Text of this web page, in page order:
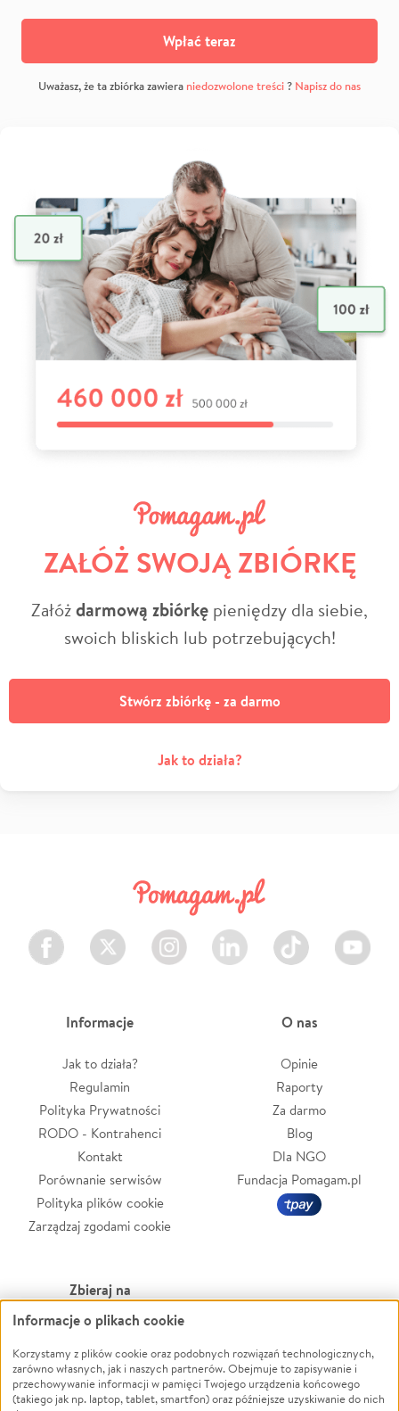
Wpłać teraz
Uważasz, że ta zbiórka zawiera niedozwolone treści? Napisz do nas
ZAŁÓŻ SWOJĄ ZBIÓRKĘ
Załóżdarmową zbiórkę pieniędzy dla siebie,
swoich bliskich lub potrzebujących!
Stwórz zbiórkę - za darmo
Jak to działa?
Facebook Twitter Instagram LinkedIn TikTok Youtube
Informacje
Jak to działa?
Regulamin
Polityka Prywatności
RODO - Kontrahenci
Kontakt
Porównanie serwisów
Polityka plików cookie
Zarządzaj zgodami cookie
O nas
Opinie
Raporty
Za darmo
Blog
Dla NGO
Fundacja Pomagam.pl
Zbieraj na
Leczenie
Zwierzęta
Pożar
Ukraina
Powódź
Wichura
NGO
Informacje o plikach cookie
Korzystamy z plików cookie oraz podobnych rozwiązań technologicznych,
zarówno własnych, jak i naszych partnerów. Obejmuje to zapisywanie i
przechowywanie informacji w pamięci Twojego urządzenia końcowego
(takiego jak np. laptop, tablet, smartfon) oraz późniejsze uzyskiwanie do nich